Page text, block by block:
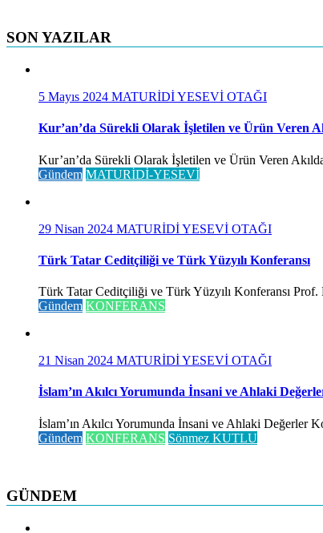
SON YAZILAR
5 Mayıs 2024 MATURİDİ YESEVİ OTAĞI
Kur’an’da Sürekli Olarak İşletilen ve Ürün Veren
Kur’an’da Sürekli Olarak İşletilen ve Ürün Veren
Gündem MATURİDİ-YESEVİ
29 Nisan 2024 MATURİDİ YESEVİ OTAĞI
Türk Tatar Ceditçiliği ve Türk Yüzyılı Konferansı
Türk Tatar Ceditçiliği ve Türk Yüzyılı Konferansı
Gündem KONFERANS
21 Nisan 2024 MATURİDİ YESEVİ OTAĞI
İslam’ın Akılcı Yorumunda İnsani ve Ahlaki
İslam’ın Akılcı Yorumunda İnsani ve Ahlaki Değerler
Gündem KONFERANS Sönmez KUTLU
GÜNDEM